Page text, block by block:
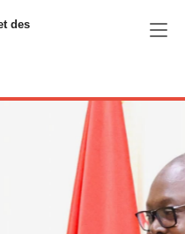
des